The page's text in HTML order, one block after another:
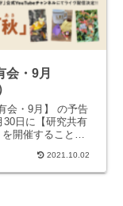
会・9月
会・9月】 の予告
30日に【研究共有
開催することが
はなく外部2021.10.02